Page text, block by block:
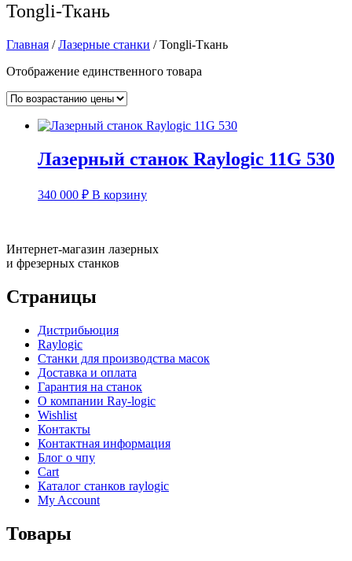
Tongli-Ткань
Главная /Лазерные станки / Tongli-Ткань
Отображение единственного товара
Лазерный станок Raylogic 11G 530
340 000 ₽ В корзину
Интернет-магазин лазерных
и фрезерных станков
Страницы
Дистрибьюция
Raylogic
Станки для производства масок
Доставка и оплата
Гарантия на станок
О компании Ray-logic
Wishlist
Контакты
Контактная информация
Блог о чпу
Cart
Каталог станков raylogic
My Account
Товары